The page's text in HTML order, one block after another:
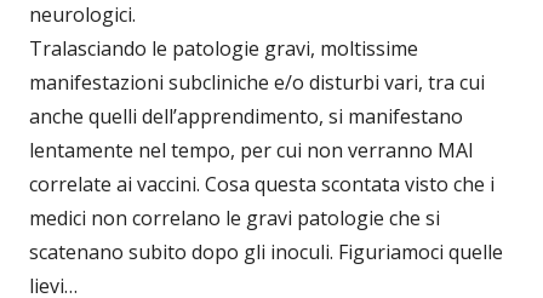
neurologici.
Tralasciando le patologie gravi, moltissime
manifestazioni subcliniche e/o disturbi vari, tra cui
anche quelli dell’apprendimento, si manifestano
lentamente nel tempo, per cui non verranno MAI
correlate ai vaccini. Cosa questa scontata visto che i
medici non correlano le gravi patologie che si
scatenano subito dopo gli inoculi. Figuriamoci quelle
lievi…